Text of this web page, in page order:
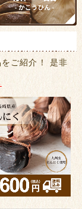
ご紹介！ 是非